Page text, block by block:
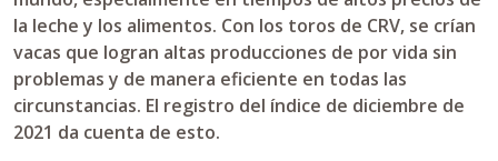
la leche y los alimentos. Con los toros de CRV, se crían
vacas que logran altas producciones de por vida sin
problemas y de manera eficiente en todas las
circunstancias. El registro del índice de diciembre de
2021 da cuenta de esto.